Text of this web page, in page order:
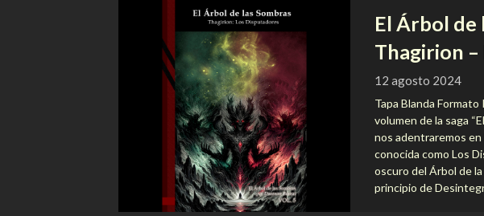
El Árbol de
Thagirion
12 agosto 2024
Tapa Blanda
volumen de la saga
nos adentraremos
conocida como Los
oscuro del Árbol de
principio de